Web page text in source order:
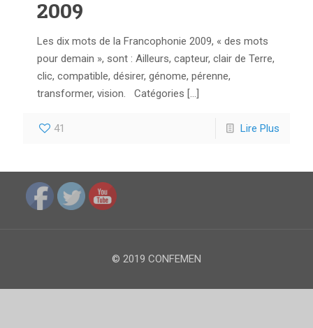
2009
Les dix mots de la Francophonie 2009, « des mots
pour demain », sont : Ailleurs, capteur, clair de Terre,
clic, compatible, désirer, génome, pérenne,
transformer, vision. Catégories […]
41 Lire Plus
© 2019 CONFEMEN